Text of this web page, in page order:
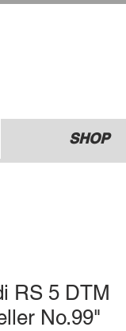
SHOP
RS 5 DTM
No.99"